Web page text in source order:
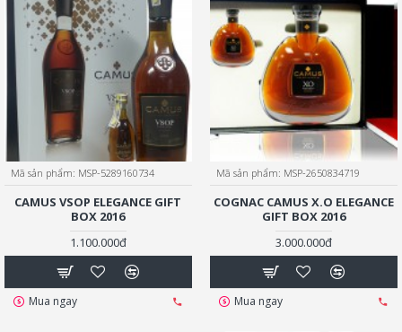
Mã sản phẩm: MSP-5289160734
CAMUS VSOP ELEGANCE GIFT
BOX 2016
1.100.000đ
Mua ngay
Mã sản phẩm: MSP-2650834719
COGNAC CAMUS X.O ELEGANCE
GIFT BOX 2016
3.000.000đ
Mua ngay